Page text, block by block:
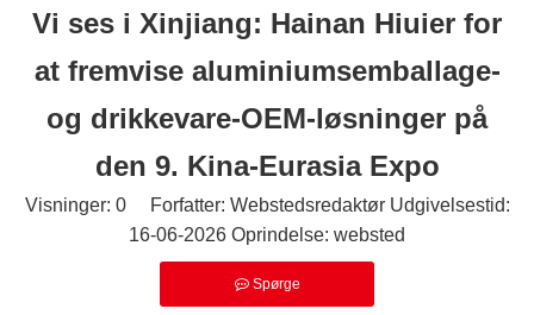
Vi ses i Xinjiang: Hainan Hiuier for
at fremvise aluminiumsemballage-
og drikkevare-OEM-løsninger på
den 9. Kina-Eurasia Expo
Visninger: 0Forfatter: Webstedsredaktør Udgivelsestid:
16-06-2026 Oprindelse: websted
Spørge